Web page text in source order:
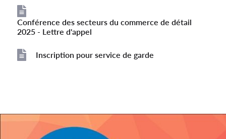
File
Conférence des secteurs du commerce de détail
2025 - Lettre d'appel
Inscription pour service de garde